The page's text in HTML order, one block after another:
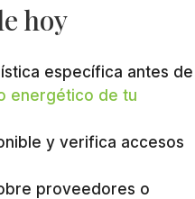
hoy
específica antes de
energético de tu
y verifica accesos
proveedores o